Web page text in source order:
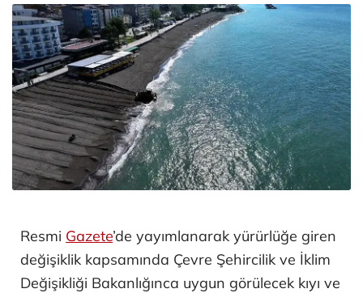
Resmi Gazete’de yayımlanarak yürürlüğe giren
değişiklik kapsamında Çevre Şehircilik ve İklim
Değişikliği Bakanlığınca uygun görülecek kıyı ve